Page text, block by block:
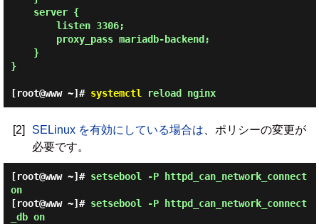
}
[root@www ~]# systemctl reload nginx
[2] SELinux を有効にしている場合は 、ポリシーの変更が
必要です。
[root@www ~]# setsebool -P httpd_can_network_connect
on
[root@www ~]# setsebool -P httpd_can_network_connect
_db on